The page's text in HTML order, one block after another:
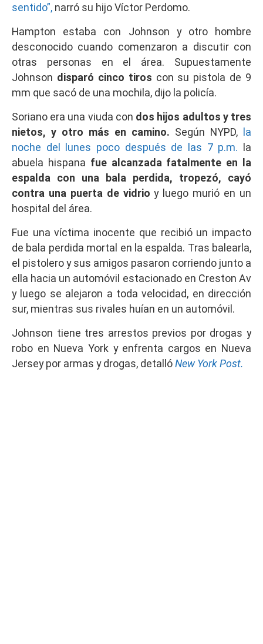
sentido”, narró su hijo Víctor Perdomo.
Hampton estaba con Johnson y otro hombre
desconocido cuando comenzaron a discutir con
otras personas en el área. Supuestamente
Johnson disparó cinco tiros con su pistola de 9
mm que sacó de una mochila, dijo la policía.
Soriano era una viuda con dos hijos adultos y tres
nietos, y otro más en camino. Según NYPD, la
noche del lunes poco después de las 7 p.m. la
abuela hispana fue alcanzada fatalmente en la
espalda con una bala perdida, tropezó, cayó
contra una puerta de vidrio y luego murió en un
hospital del área.
Fue una víctima inocente que recibió un impacto
de bala perdida mortal en la espalda. Tras balearla,
el pistolero y sus amigos pasaron corriendo junto a
ella hacia un automóvil estacionado en Creston Av
y luego se alejaron a toda velocidad, en dirección
sur, mientras sus rivales huían en un automóvil.
Johnson tiene tres arrestos previos por drogas y
robo en Nueva York y enfrenta cargos en Nueva
Jersey por armas y drogas, detallóNew York Post.